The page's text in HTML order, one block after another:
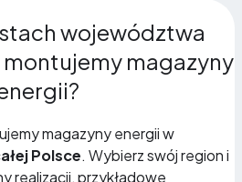
województwa
magazyny
magazyny energii w
Polsce. Wybierz swój region i
realizacji, przykładowe